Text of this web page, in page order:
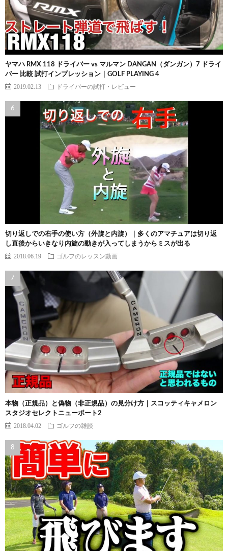
ヤマハ RMX 118 ドライバー vs マルマン DANGAN（ダンガン）7 ドライ
バー 比較 試打インプレッション｜GOLF PLAYING 4
2019.02.13 ドライバーの試打・レビュー
切り返しでの右手の使い方（外旋と内旋）｜多くのアマチュアは切り返
し直後からいきなり内旋の動きが入ってしまうからミスが出る
2018.06.19 ゴルフのレッスン動画
本物（正規品）と偽物（非正規品）の見分け方｜スコッティキャメロン
スタジオセレクトニューポート2
2018.04.02 ゴルフの雑談